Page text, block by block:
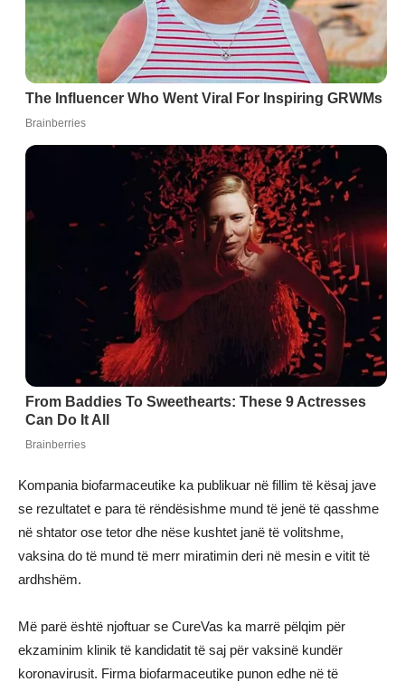
Kompania biofarmaceutike ka publikuar në fillim të kësaj jave
se rezultatet e para të rëndësishme mund të jenë të qasshme
në shtator ose tetor dhe nëse kushtet janë të volitshme,
vaksina do të mund të merr miratimin deri në mesin e vitit të
ardhshëm.
Më parë është njoftuar se CureVas ka marrë pëlqim për
ekzaminim klinik të kandidatit të saj për vaksinë kundër
koronavirusit. Firma biofarmaceutike punon edhe në të